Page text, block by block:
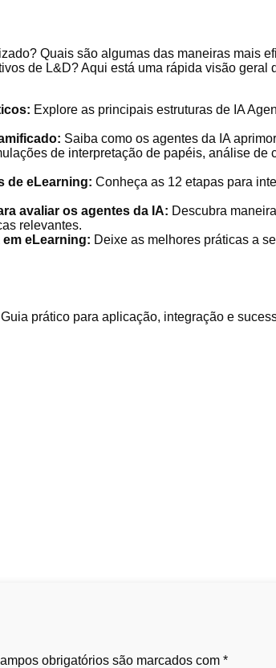
Quais são algumas das maneiras mais
de L&D? Aqui está uma rápida visão geral
Explore as principais estruturas de IA
Saiba como os agentes da IA
de interpretação de papéis, análise de
de eLearning: Conheça as 12 etapas para
avaliar os agentes da IA: Descubra
relevantes.
em eLearning: Deixe as melhores práticas a
prático para aplicação, integração e
obrigatórios são marcados com *